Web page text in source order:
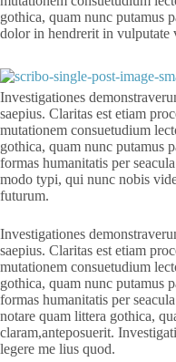
gothica, quam nunc putamus
dolor in hendrerit in vulputate
Investigationes
saepius. Claritas est etiam
mutationem consuetudium
gothica, quam nunc putamus
formas humanitatis per
modo typi, qui nunc nobis
futurum.
Investigationes
saepius. Claritas est etiam
mutationem consuetudium
gothica, quam nunc putamus
formas humanitatis per
notare quam littera gothica,
claram,anteposuerit.
legere me lius quod.